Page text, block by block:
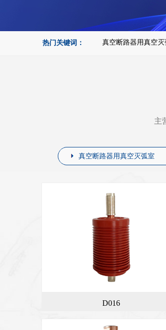
热门关键词： 真空断路器用真空灭
主
真空断路器用真空灭弧室
D016